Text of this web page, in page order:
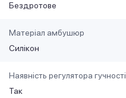
Бездротове
Матеріал амбушюр
Силікон
Наявність регулятора гучності
Так